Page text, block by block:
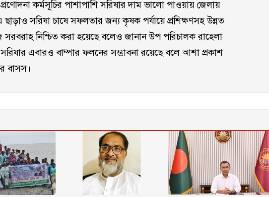
কর্মসূচির পাশাপাশি সরিষার দাম ভালো পাওয়ায় জেলায়
ছাড়াও সরিষা চাষে সফলতার জন্য কৃষক পর্যায়ে প্রশিক্ষণসহ উন্নত
সরবরাহ নিশ্চিত করা হয়েছে বলেও জানান উপ পরিচালক রাহেলা
এবারও বাম্পার ফলনের সম্ভাবনা রয়েছে বলে আশা প্রকাশ
বাসস।